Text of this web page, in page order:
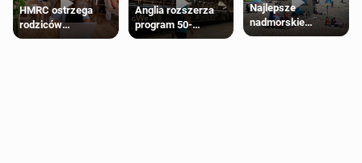
HMRC ostrzega
rodziców
pobierających Child
Anglia rozszerza
program 50-
procentowych
Najlepsze
nadmorskie
miasteczko blisko